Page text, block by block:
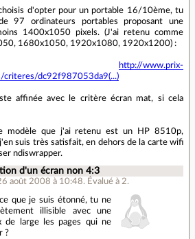
d'opter pour un portable 16/10ème, tu
97 ordinateurs portables proposant une
1400x1050 pixels. (J'ai retenu comme
1680x1050, 1920x1080, 1920x1200) :
http://www.prix-
criteres/dc92f987053da9(...)
affinée avec le critère écran mat, si cela
modèle que j'ai retenu est un HP 8510p,
suis très satisfait, en dehors de la carte wifi
ndiswrapper.
d'un écran non 4:3
août 2008 à 10:48. Évalué à 2.
que je suis étonné, tu ne
illisible avec une
de large les pages qui ne
?